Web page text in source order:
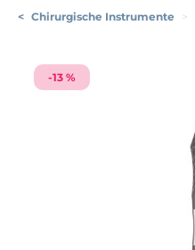
< Chirurgische Instrumente >
-13 %